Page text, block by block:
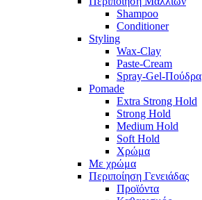
Shampoo
Conditioner
Styling
Wax-Clay
Paste-Cream
Spray-Gel-Πούδρα
Pomade
Extra Strong Hold
Strong Hold
Medium Hold
Soft Hold
Χρώμα
Με χρώμα
Περιποίηση Γενειάδας
Προϊόντα